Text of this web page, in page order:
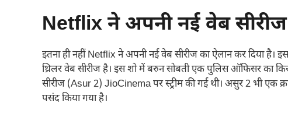
Netflix ने अपनी नई वेब
इतना ही नहीं Netflix ने अपनी नई वेब सीरीज का ऐलान कर दिया है।
थ्रिलर वेब सीरीज है। इस शो में बरुन सोबती एक पुलिस ऑफिसर का
सीरीज (Asur 2) JioCinema पर स्ट्रीम की गई थी। असुर 2 भी एक
पसंद किया गया है।